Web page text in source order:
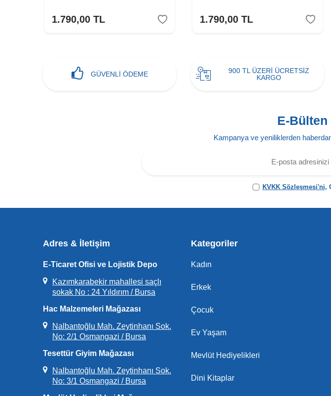
1.790,00 TL 1.790,00 TL
GÜVENLİ ÖDEME
900 TL ÜZERİ ÜCRETSİZ
KARGO
E-
Kampanya ve yeniliklerden
KVKK Sözleşmesi'ni,
Adres & İletişim
E-Ticaret Ofisi ve Lojistik Depo
Kazımkarabekir mahallesi saçlı
sokak No : 24 Yıldırım / Bursa
Hac Malzemeleri Mağazası
Nalbantoğlu Mah. Zeytinhanı Sok.
No: 2/1 Osmangazi / Bursa
Tesettür Giyim Mağazası
Nalbantoğlu Mah. Zeytinhanı Sok.
No: 3/1 Osmangazi / Bursa
Kategoriler
Kadın
Erkek
Çocuk
Ev Yaşam
Mevlüt Hediyelikleri
Dini Kitaplar